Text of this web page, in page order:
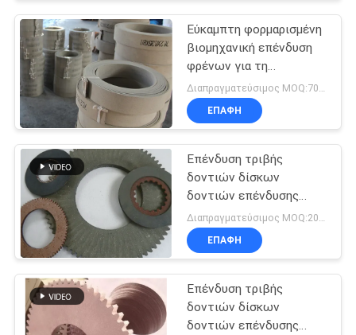
Εύκαμπτη φορμαρισμένη
βιομηχανική επένδυση
φρένων για τη
μοτοσικλέτα
επαναλείψεων
ελαφριών φορτηγών
ΕΠΑΦΉ
Επένδυση τριβής
δοντιών δίσκων
δοντιών επένδυσης
φρένων δοντιών
φύλλων δοντιών
φύλλων τριβής
ΕΠΑΦΉ
Επένδυση τριβής
δοντιών δίσκων
δοντιών επένδυσης